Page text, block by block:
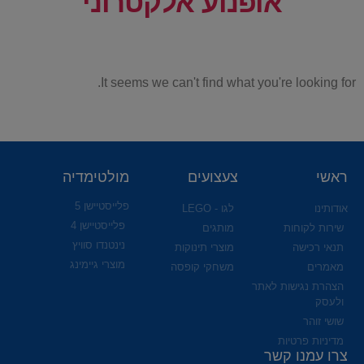
It seems we can't find what you're looking for.
ראשי
אודותינו
שירות לקוחות
תנאי רכישה
מאמרים
הצהרת נגישות לאתר
ולעסק
שושי זוהר
מדיניות פרטיות
צעצועים
לגו - LEGO
מותגים
מוצרי תינוקות
משחקי קופסה
מולטימדיה
פלייסטיישן 5
פלייסטיישן 4
נינטנדו סוויץ
מוצרי גיימינג
צרו עמנו קשר